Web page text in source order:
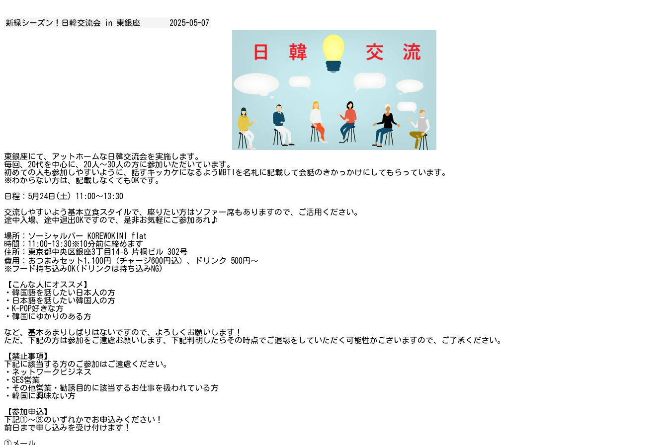
新緑シーズン！日韓交流会 in 東銀座 2025-05-07
東銀座にて、アットホームな日韓交流会を実施します。
毎回、20代を中心に、20人～30人の方に参加いただいています。
初めての人も参加しやすいように、話すキッカケになるようMBTIを名札に記載して会話のきかっかけにしてもらっています。
※わからない方は、記載しなくてもOKです。
日程：5月24日(土) 11:00～13:30
交流しやすいよう基本立食スタイルで、座りたい方はソファー席もありますので、ご活用ください。
途中入場、途中退出OKですので、是非お気軽にご参加あれ♪
場所：ソーシャルバー KOREWOKINI flat
時間：11:00-13:30※10分前に締めます
住所：東京都中央区銀座3丁目14−8 片桐ビル 302号
費用：おつまみセット1,100円（チャージ600円込）、ドリンク 500円〜
※フード持ち込みOK(ドリンクは持ち込みNG)
【こんな人にオススメ】
・韓国語を話したい日本人の方
・日本語を話したい韓国人の方
・K-POP好きな方
・韓国にゆかりのある方
など、基本あまりしばりはないですので、よろしくお願いします！
ただ、下記の方は参加をご遠慮お願いします、下記判明したらその時点でご退場をしていただく可能性がございますので、ご了承ください。
【禁止事項】
下記に該当する方のご参加はご遠慮ください。
・ネットワークビジネス
・SES営業
・その他営業・勧誘目的に該当するお仕事を扱われている方
・韓国に興味ない方
【参加申込】
下記①～③のいずれかでお申込みください！
前日まで申し込みを受け付けます！